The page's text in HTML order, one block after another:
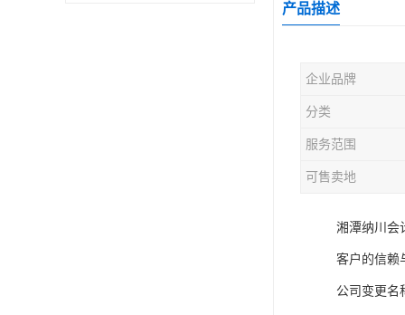
产品描述
企业品牌
分类
服务范围
可售卖地
湘潭纳川会
客户的信赖
公司变更名